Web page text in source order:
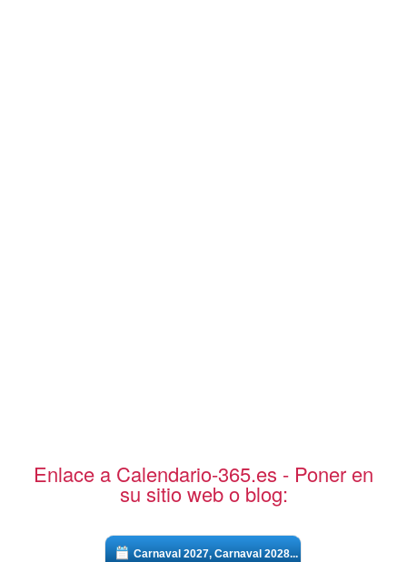
Enlace a Calendario-365.es - Poner en
su sitio web o blog:
Carnaval 2027, Carnaval 2028...